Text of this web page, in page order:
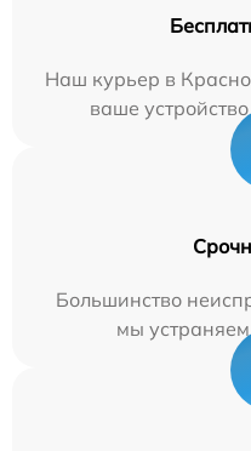
Наш курьер в
ваше
Большинство
мы